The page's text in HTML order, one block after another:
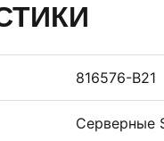
816576-B21
Серверные